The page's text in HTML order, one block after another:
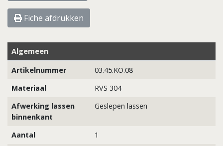
Fiche afdrukken
Algemeen
Artikelnummer
03.45.KO.08
Materiaal
RVS 304
Afwerking lassen
binnenkant
Geslepen lassen
Aantal
1